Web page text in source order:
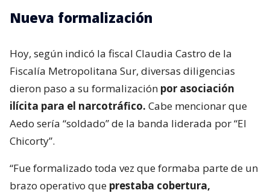
Nueva formalización
Hoy, según indicó la fiscal Claudia Castro de la
Fiscalía Metropolitana Sur, diversas diligencias
dieron paso a su formalización por asociación
ilícita para el narcotráfico. Cabe mencionar que
Aedo sería “soldado” de la banda liderada por “El
Chicorty”.
“Fue formalizado toda vez que formaba parte de un
brazo operativo que prestaba cobertura,